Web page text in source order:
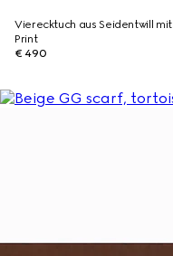
Vierecktuch aus Seidentwill mit
Print
€ 490